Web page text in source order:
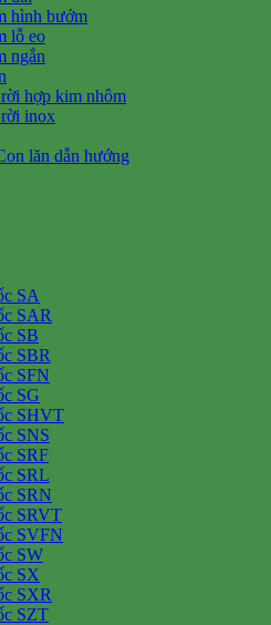
hình bướm
lỗ eo
ngắn
hợp kim nhôm
inox
lăn dẫn hướng
SA
SAR
SB
SBR
SFN
SG
SHVT
SNS
SRF
SRL
SRN
SRVT
SVFN
SW
SX
SXR
SZT